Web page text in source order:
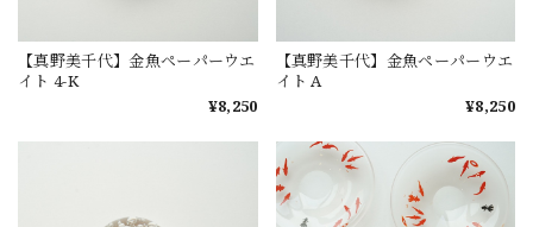
【真野美千代】金魚ペーパーウエ
イト 4-K
¥8,250
【真野美千代】金魚ペーパーウエ
イト A
¥8,250